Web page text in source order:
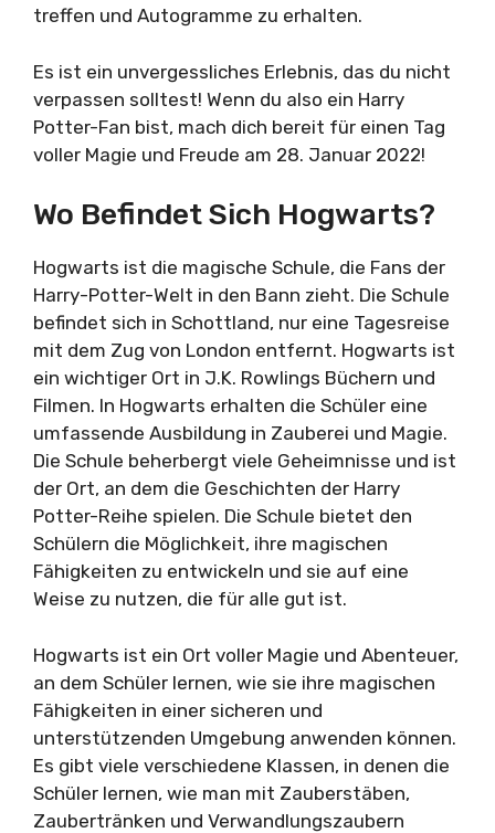
treffen und Autogramme zu erhalten.
Es ist ein unvergessliches Erlebnis, das du nicht
verpassen solltest! Wenn du also ein Harry
Potter-Fan bist, mach dich bereit für einen Tag
voller Magie und Freude am 28. Januar 2022!
Wo Befindet Sich Hogwarts?
Hogwarts ist die magische Schule, die Fans der
Harry-Potter-Welt in den Bann zieht. Die Schule
befindet sich in Schottland, nur eine Tagesreise
mit dem Zug von London entfernt. Hogwarts ist
ein wichtiger Ort in J.K. Rowlings Büchern und
Filmen. In Hogwarts erhalten die Schüler eine
umfassende Ausbildung in Zauberei und Magie.
Die Schule beherbergt viele Geheimnisse und ist
der Ort, an dem die Geschichten der Harry
Potter-Reihe spielen. Die Schule bietet den
Schülern die Möglichkeit, ihre magischen
Fähigkeiten zu entwickeln und sie auf eine
Weise zu nutzen, die für alle gut ist.
Hogwarts ist ein Ort voller Magie und Abenteuer,
an dem Schüler lernen, wie sie ihre magischen
Fähigkeiten in einer sicheren und
unterstützenden Umgebung anwenden können.
Es gibt viele verschiedene Klassen, in denen die
Schüler lernen, wie man mit Zauberstäben,
Zaubertränken und Verwandlungszaubern